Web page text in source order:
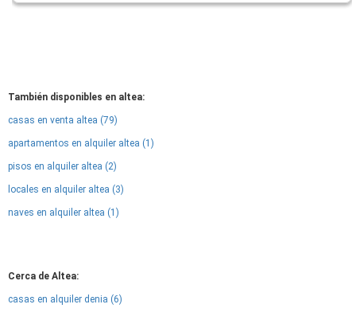
También disponibles en altea:
casas en venta altea (79)
apartamentos en alquiler altea (1)
pisos en alquiler altea (2)
locales en alquiler altea (3)
naves en alquiler altea (1)
Cerca de Altea:
casas en alquiler denia (6)